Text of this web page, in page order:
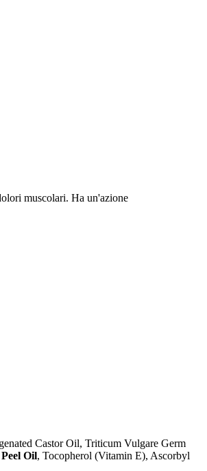
muscolari. Ha un'azione
Castor Oil, Triticum Vulgare Germ
Oil, Tocopherol (Vitamin E), Ascorbyl